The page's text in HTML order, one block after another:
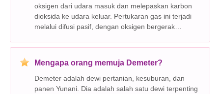
oksigen dari udara masuk dan melepaskan karbon
dioksida ke udara keluar. Pertukaran gas ini terjadi
melalui difusi pasif, dengan oksigen bergerak
dalam darah, dan karbon dioksida bergerak
Mengapa orang memuja Demeter?
Demeter adalah dewi pertanian, kesuburan, dan
panen Yunani. Dia adalah salah satu dewi terpenting